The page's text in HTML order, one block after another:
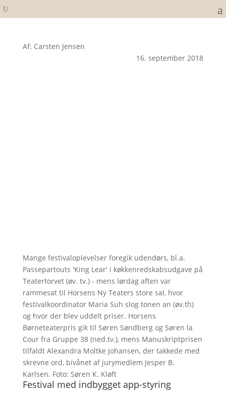
Af: Carsten Jensen
16. september 2018
Mange festivaloplevelser foregik udendørs, bl.a.
Passepartouts 'King Lear' i køkkenredskabsudgave på
Teatertorvet (øv. tv.) - mens lørdag aften var
rammesat til Horsens Ny Teaters store sal, hvor
festivalkoordinator Maria Suh slog tonen an (øv.th)
og hvor der blev uddelt priser. Horsens
Børneteaterpris gik til Søren Søndberg og Søren la
Cour fra Gruppe 38 (ned.tv.), mens Manuskriptprisen
tilfaldt Alexandra Moltke Johansen, der takkede med
skrevne ord, bivånet af jurymedlem Jesper B.
Karlsen. Foto: Søren K. Kløft
Festival med indbygget app-styring